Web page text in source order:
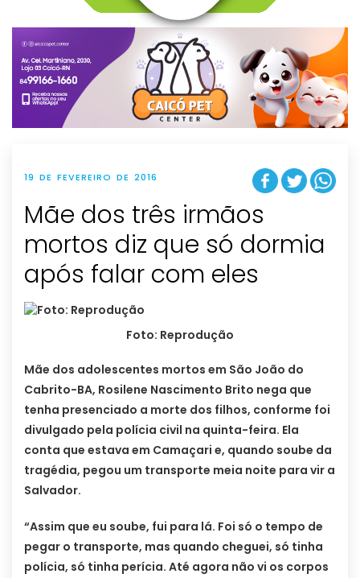
v
g
t
i
o
n
19 DE FEVEREIRO DE 2016
Mãe dos três irmãos
mortos diz que só dormia
após falar com eles
Foto: Reprodução
Mãe dos adolescentes mortos em São João do
Cabrito-BA, Rosilene Nascimento Brito nega que
tenha presenciado a morte dos filhos, conforme foi
divulgado pela polícia civil na quinta-feira. Ela
conta que estava em Camaçari e, quando soube da
tragédia, pegou um transporte meia noite para vir a
Salvador.
“Assim que eu soube, fui para lá. Foi só o tempo de
pegar o transporte, mas quando cheguei, só tinha
polícia, só tinha perícia. Até agora não vi os corpos